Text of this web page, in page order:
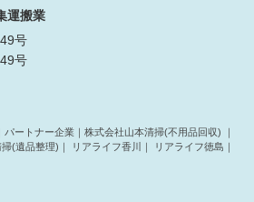
運搬業
号
号
｜パートナー企業｜ 株式会社山本清掃(不用品回収) ｜
(遺品整理) ｜ リアライフ香川 ｜ リアライフ徳島 ｜